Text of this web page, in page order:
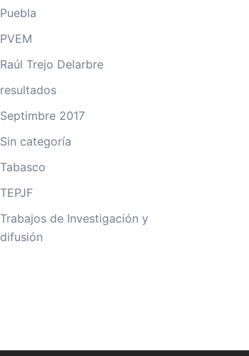
Puebla
PVEM
Raúl Trejo Delarbre
resultados
Septimbre 2017
Sin categoría
Tabasco
TEPJF
Trabajos de Investigación y
difusión